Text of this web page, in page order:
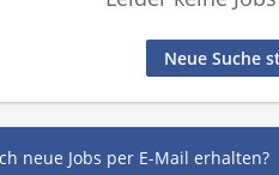
Neue Suche
neue Jobs per E-Mail erhalten?